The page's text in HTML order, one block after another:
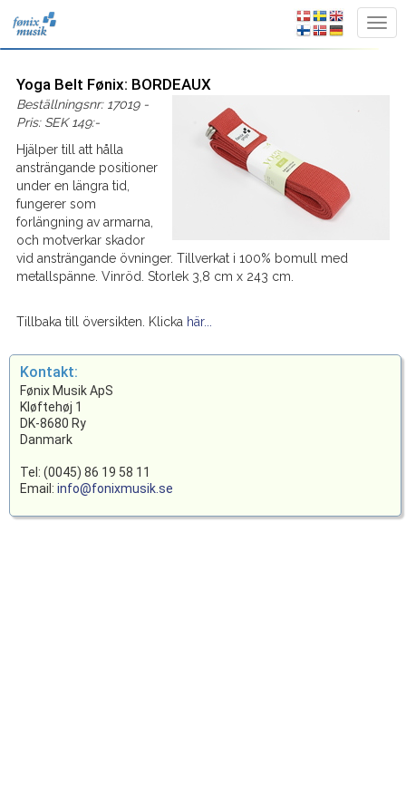
Yoga Belt Fønix: BORDEAUX
Beställningsnr: 17019 -
Pris: SEK 149:-
Hjälper till att hålla
ansträngande positioner
under en längra tid,
fungerer som
forlängning av armarna,
och motverkar skador
vid ansträngande övninger. Tillverkat i 100% bomull med
metallspänne. Vinröd. Storlek 3,8 cm x 243 cm.
Tillbaka till översikten. Klicka här...
Kontakt:
Fønix Musik ApS
Kløftehøj 1
DK-8680 Ry
Danmark
Tel: (0045) 86 19 58 11
Email: info@fonixmusik.se